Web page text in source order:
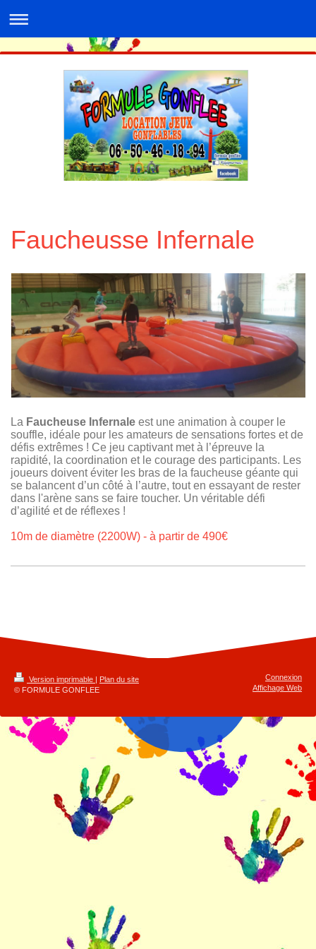
Faucheusse Infernale
La Faucheuse Infernale est une animation à couper le
souffle, idéale pour les amateurs de sensations fortes et de
défis extrêmes ! Ce jeu captivant met à l’épreuve la
rapidité, la coordination et le courage des participants. Les
joueurs doivent éviter les bras de la faucheuse géante qui
se balancent d’un côté à l’autre, tout en essayant de rester
dans l'arène sans se faire toucher. Un véritable défi
d’agilité et de réflexes !
10m de diamètre (2200W) - à partir de 490€
Version imprimable | Plan du site
© FORMULE GONFLEE
Connexion
Affichage Web